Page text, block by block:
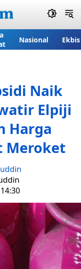
Nasional Ekbis
Naik
Elpiji
Harga
Meroket